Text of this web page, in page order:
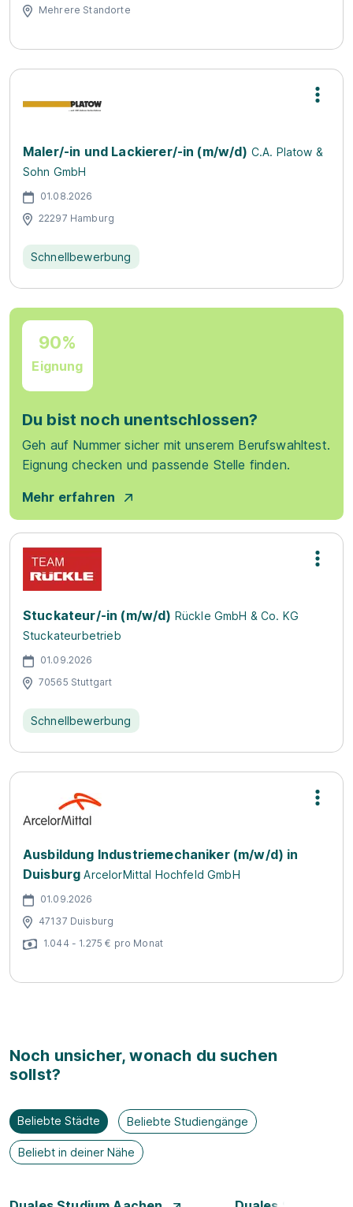
Mehrere Standorte
Maler/-in und Lackierer/-in (m/w/d) C.A. Platow &
Sohn GmbH
01.08.2026
22297 Hamburg
Schnellbewerbung
90%
Eignung
Du bist noch unentschlossen?
Geh auf Nummer sicher mit unserem Berufswahltest.
Eignung checken und passende Stelle finden.
Mehr erfahren
Stuckateur/-in (m/w/d) Rückle GmbH & Co. KG
Stuckateurbetrieb
01.09.2026
70565 Stuttgart
Schnellbewerbung
Ausbildung Industriemechaniker (m/w/d) in
Duisburg ArcelorMittal Hochfeld GmbH
01.09.2026
47137 Duisburg
1.044 - 1.275 € pro Monat
Noch unsicher, wonach du suchen
sollst?
Beliebte Städte Beliebte Studiengänge
Beliebt in deiner Nähe